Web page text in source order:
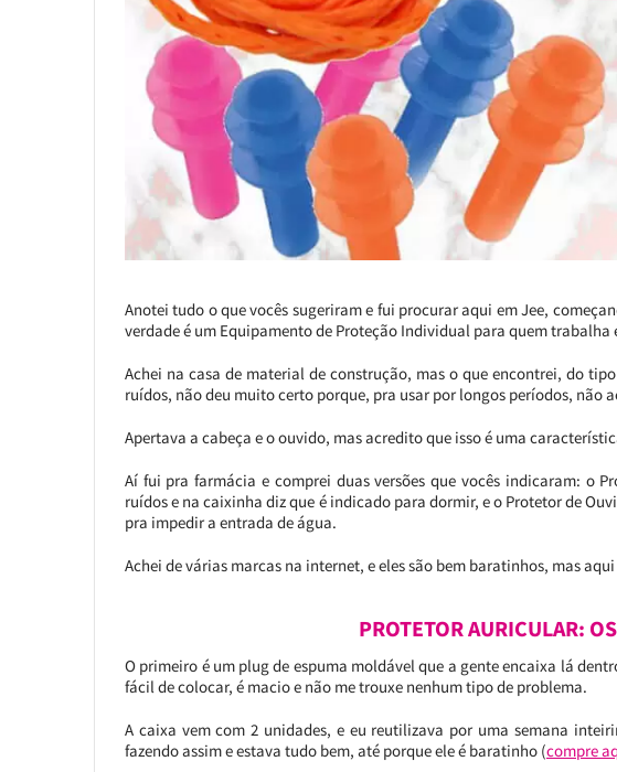
Anotei tudo o que vocês sugeriram e fui procurar aqui em Jee,
verdade é um Equipamento de Proteção Individual para quem
Achei na casa de material de construção, mas o que encontrei, do
ruídos, não deu muito certo porque, pra usar por longos períodos, não
Apertava a cabeça e o ouvido, mas acredito que isso é uma
Aí fui pra farmácia e comprei duas versões que vocês indicaram: o
ruídos e na caixinha diz que é indicado para dormir, e o Protetor de
pra impedir a entrada de água.
Achei de várias marcas na internet, e eles são bem baratinhos, mas
PROTETOR AURICULAR:
O primeiro é um plug de espuma moldável que a gente encaixa lá
fácil de colocar, é macio e não me trouxe nenhum tipo de problema.
A caixa vem com 2 unidades, e eu reutilizava por uma semana
fazendo assim e estava tudo bem, até porque ele é baratinho (compre